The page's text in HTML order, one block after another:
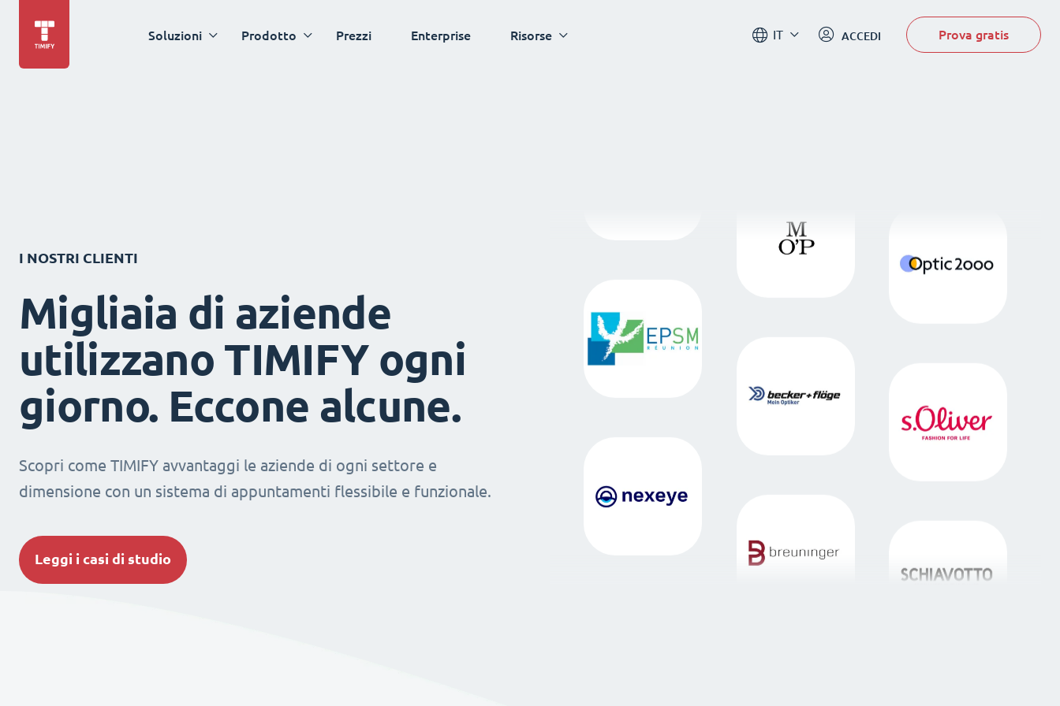
Soluzioni Prodotto Prezzi Enterprise Risorse IT ACCEDI Prova gratis
I NOSTRI CLIENTI
Migliaia di aziende
utilizzano TIMIFY ogni
giorno. Eccone alcune.
Scopri come TIMIFY avvantaggi le aziende di ogni settore e
dimensione con un sistema di appuntamenti flessibile e funzionale.
Leggi i casi di studio